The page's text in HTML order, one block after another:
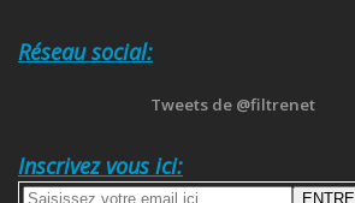
Réseau social:
Tweets de @filtrenet
Inscrivez vous ici: